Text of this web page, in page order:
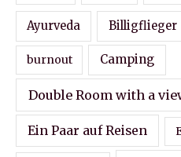
Ayurveda Billigflieger
burnout Camping
Double Room with a
Ein Paar auf Reisen